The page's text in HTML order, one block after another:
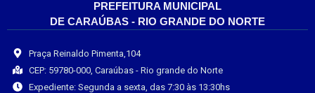
PREFEITURA MUNICIPAL
DE CARAÚBAS - RIO GRANDE DO NORTE
Praça Reinaldo Pimenta,104
CEP: 59780-000, Caraúbas - Rio grande do Norte
Expediente: Segunda a sexta, das 7:30 às 13:30hs